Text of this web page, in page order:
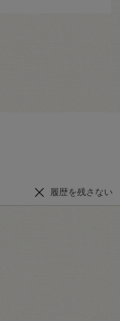
履歴を残さない